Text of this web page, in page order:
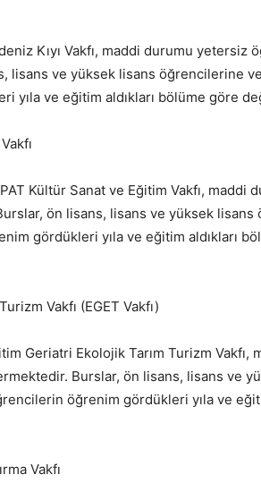
Kıyı Vakfı, maddi durumu yetersiz
lisans ve yüksek lisans öğrencilerine
yıla ve eğitim aldıkları bölüme göre
Kültür Sanat ve Eğitim Vakfı,
ön lisans, lisans ve yüksek
gördükleri yıla ve eğitim aldıkları
Vakfı (EGET Vakfı)
Geriatri Ekolojik Tarım Turizm
Burslar, ön lisans, lisans ve
öğrenim gördükleri yıla ve
Vakfı